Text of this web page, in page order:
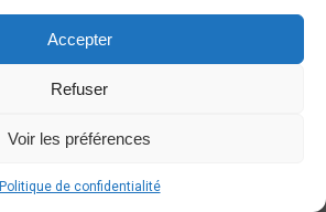
Accepter
Refuser
Voir les préférences
Politique de confidentialité